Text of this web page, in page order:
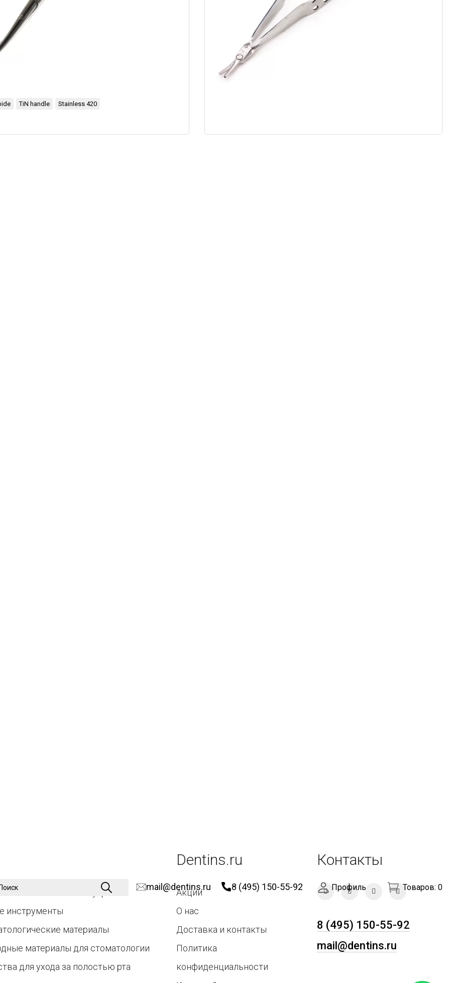
mail@dentins.ru 8 (495) 150-55-92 Товаров: 0
Профиль
TiN handle Stainless 420
аксессуары
инструменты
материалы
материалы для стоматологии
для ухода за полостью рта
Dentins.ru
Акции
О нас
Доставка и контакты
Политика
конфиденциальности
Контакты
8 (495) 150-55-92
mail@dentins.ru